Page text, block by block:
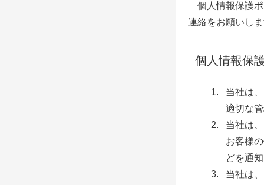
個人情報保護ポ
連絡をお願いし
個人情報保
当社は
適切な
当社は
お客様
どを通
当社は